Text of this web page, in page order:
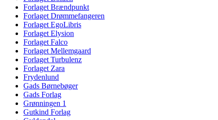
Forlaget Brændpunkt
Forlaget Drømmefangeren
Forlaget EgoLibris
Forlaget Elysion
Forlaget Falco
Forlaget Mellemgaard
Forlaget Turbulenz
Forlaget Zara
Frydenlund
Gads Børnebøger
Gads Forlag
Grønningen 1
Gutkind Forlag